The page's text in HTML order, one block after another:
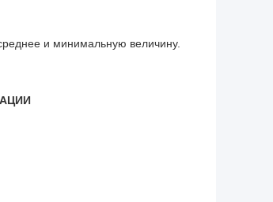
и минимальную величину.